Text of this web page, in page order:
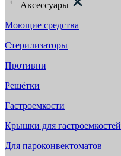
Аксессуары
Моющие средства
Стерилизаторы
Противни
Решётки
Гастроемкости
Крышки для гастроемкостей
Для пароконвектоматов